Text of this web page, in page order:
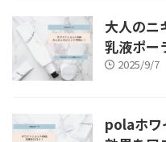
大人のニ
乳液ポー
2025/9/7
polaホワ